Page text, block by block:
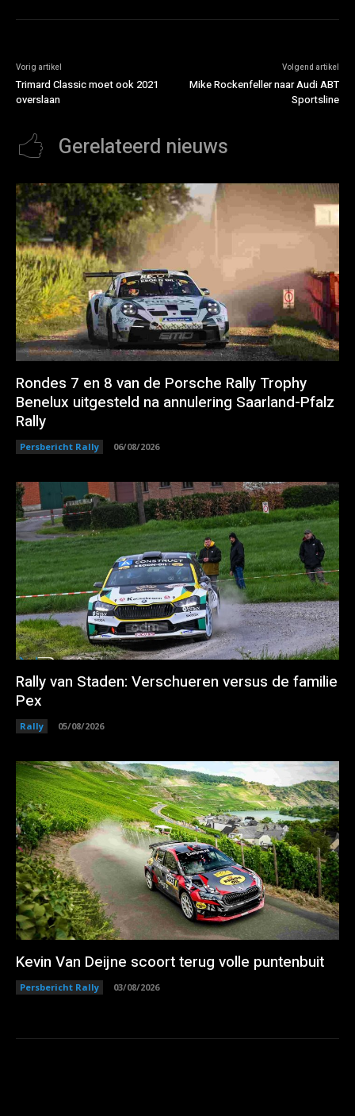
Vorig artikel
Trimard Classic moet ook 2021
overslaan
Volgend artikel
Mike Rockenfeller naar Audi ABT
Sportsline
Gerelateerd nieuws
Rondes 7 en 8 van de Porsche Rally Trophy
Benelux uitgesteld na annulering Saarland-Pfalz
Rally
Persbericht Rally 06/08/2026
Rally van Staden: Verschueren versus de familie
Pex
Rally 05/08/2026
Kevin Van Deijne scoort terug volle puntenbuit
Persbericht Rally 03/08/2026